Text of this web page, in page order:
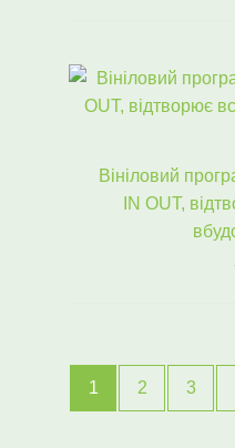
Вініловий
IN OUT,
1 2 3